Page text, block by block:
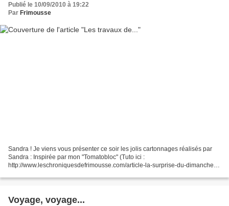
Publié le 10/09/2010 à 19:22
Par Frimousse
Sandra ! Je viens vous présenter ce soir les jolis cartonnages réalisés par
Sandra : Inspirée par mon "Tomatobloc" (Tuto ici :
http://www.leschroniquesdefrimousse.com/article-la-surprise-du-dimanche-
Voyage, voyage...